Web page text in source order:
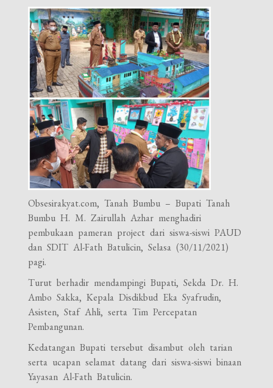
Obsesirakyat.com, Tanah Bumbu – Bupati Tanah
Bumbu H. M. Zairullah Azhar menghadiri
pembukaan pameran project dari siswa-siswi PAUD
dan SDIT Al-Fath Batulicin, Selasa (30/11/2021)
pagi.
Turut berhadir mendampingi Bupati, Sekda Dr. H.
Ambo Sakka, Kepala Disdikbud Eka Syafrudin,
Asisten, Staf Ahli, serta Tim Percepatan
Pembangunan.
Kedatangan Bupati tersebut disambut oleh tarian
serta ucapan selamat datang dari siswa-siswi binaan
Yayasan Al-Fath Batulicin.